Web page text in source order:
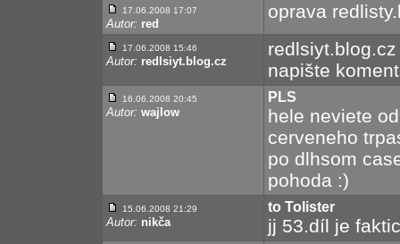
17.06.2008 17:07
Autor: red
oprava
17.06.2008 15:46
Autor: redlsiyt.blog.cz
napište
16.06.2008 20:45
Autor: wajlow
PLS
hele neviete
cerveneho
po dlhsom
pohoda :)
15.06.2008 21:29
Autor: nikča
to Tolister
jj 53.díl je